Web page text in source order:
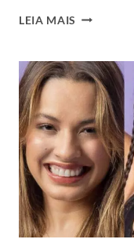
LEIA MAIS ENQUETE
BBB
24:
QUEM
VOCÊ
QUER
ELIMINAR